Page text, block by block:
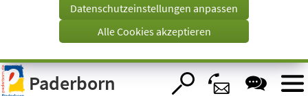
Visuelle
Assistenzsoftware
öffnen.
Tab)
Datenschutzeinstellungen anpassen
Alle Cookies akzeptieren
Paderborn